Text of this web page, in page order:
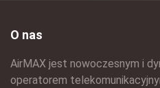
O nas
AirMAX jest nowoczesnym i
operatorem